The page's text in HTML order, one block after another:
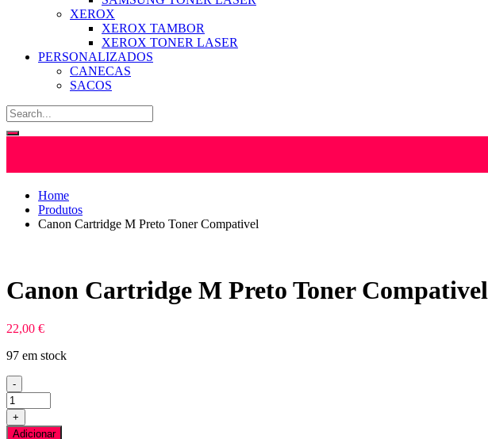
XEROX
XEROX TAMBOR
XEROX TONER LASER
PERSONALIZADOS
CANECAS
SACOS
Home
Produtos
Canon Cartridge M Preto Toner Compativel
Canon Cartridge M Preto Toner Compativel
22,00 €
97 em stock
-
Quantidade
de
Canon
+
Adicionar